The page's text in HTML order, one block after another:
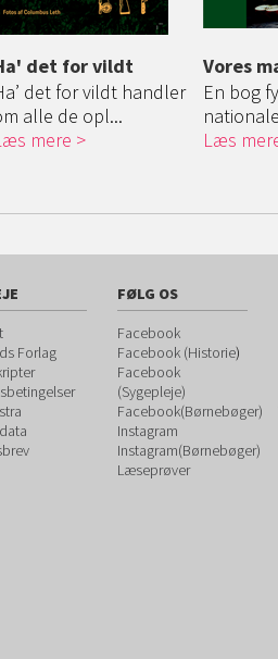
det for vildt
det for vildt handler
alle de opl...
mere
Vores
En bog
Læs
Forlag
FØLG OS
Facebook
Facebook (Historie)
Facebook
(Sygepleje)
Facebook(Børnebøger)
Instagram
Instagram(Børnebøger)
Læseprøver